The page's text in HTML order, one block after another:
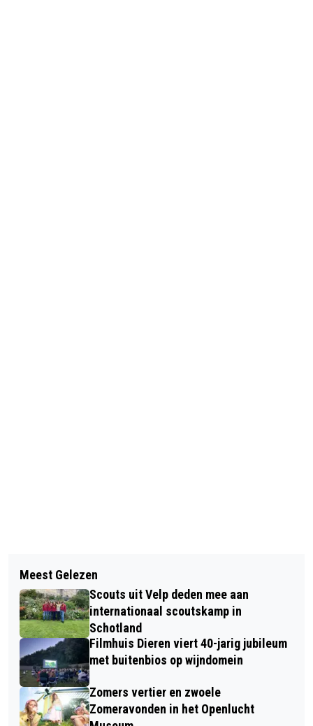
VANAF 1 MEI AANMELDEN ROUTES
AVONDVIERDAAGSE DIEREN
DE AANLEG VAN EEN GLOEDNIEUWE
PUMPTRACK IN RHEDEN IS IN VOLLE
GANG
Meest Gelezen
Scouts uit Velp deden mee aan
internationaal scoutskamp in
Schotland
Filmhuis Dieren viert 40-jarig jubileum
met buitenbios op wijndomein
Zomers vertier en zwoele
Zomeravonden in het Openlucht